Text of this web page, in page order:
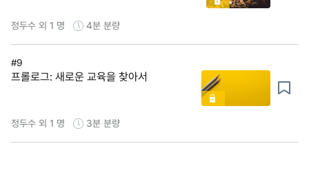
정두수 외 1 명 4분 분량
#9
프롤로그: 새로운 교육을 찾아서
정두수 외 1 명 3분 분량